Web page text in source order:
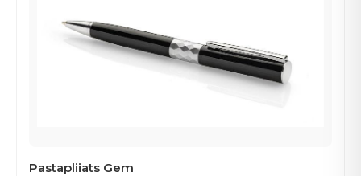
Pastapliiats Gem